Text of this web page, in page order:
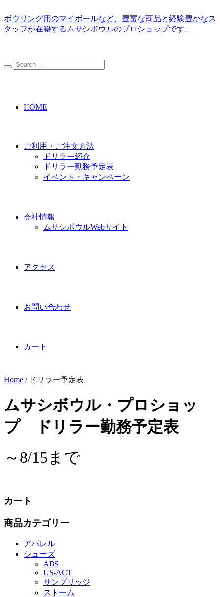
ボウリング用のマイボールなど、豊富な商品と経験豊かなス
タッフが在籍するムサシボウルのプロショップです。
HOME
ご利用・ご注文方法
ドリラー紹介
ドリラー勤務予定表
イベント・キャンペーン
会社情報
ムサシボウルWebサイト
アクセス
お問い合わせ
カート
Home / ドリラー予定表
ムサシボウル・プロショッ
プ ドリラー勤務予定表
～8/15まで
カート
商品カテゴリー
アパレル
シューズ
ABS
US‐ACT
サンブリッジ
ストーム